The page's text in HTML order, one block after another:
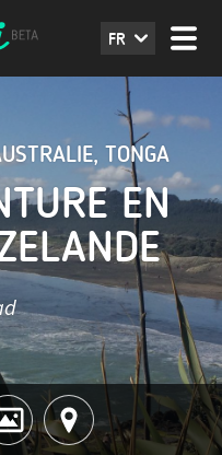
FR
, TONGA
EN